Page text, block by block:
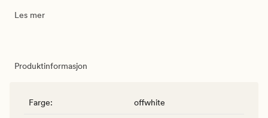
Les mer
Produktinformasjon
Farge: offwhite